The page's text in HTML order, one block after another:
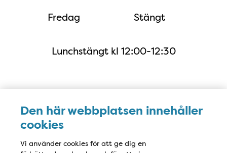
Den här webbplatsen innehåller
cookies
Vi använder cookies för att ge dig en
Fredag
Stängt
Lunchstängt kl 12:00-12:30
Karta